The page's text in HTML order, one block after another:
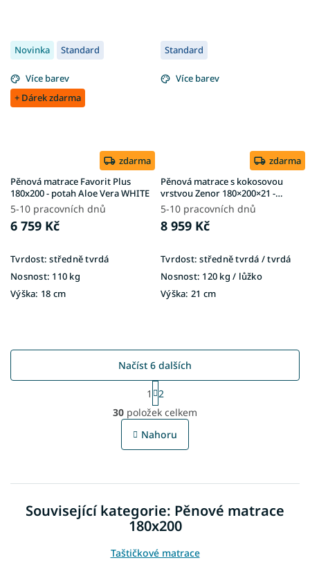
Novinka Standard
Více barev
+ Dárek zdarma
zdarma
Pěnová matrace Favorit Plus
180x200 - potah Aloe Vera WHITE
5-10 pracovních dnů
6 759 Kč
Tvrdost: středně tvrdá
Nosnost: 110 kg
Výška: 18 cm
Standard
Více barev
zdarma
Pěnová matrace s kokosovou
vrstvou Zenor 180×200×21 -
potah Silver
5-10 pracovních dnů
8 959 Kč
Tvrdost: středně tvrdá / tvrdá
Nosnost: 120 kg ​​​​​/ lůžko
Výška: 21 cm
O
v
l
c
p
r
k
y
Načíst 6 dalších
S
t
r
á
n
á
í
1
2
30 položek celkem
Nahoru
Související kategorie: Pěnové matrace
180x200
Taštičkové matrace